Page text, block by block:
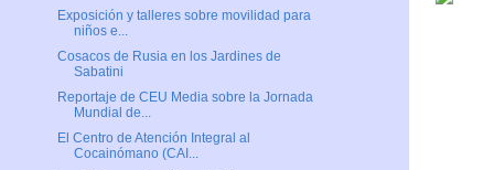
Exposición y talleres sobre movilidad para
niños e...
Cosacos de Rusia en los Jardines de
Sabatini
Reportaje de CEU Media sobre la Jornada
Mundial de...
El Centro de Atención Integral al
Cocainómano (CAI...